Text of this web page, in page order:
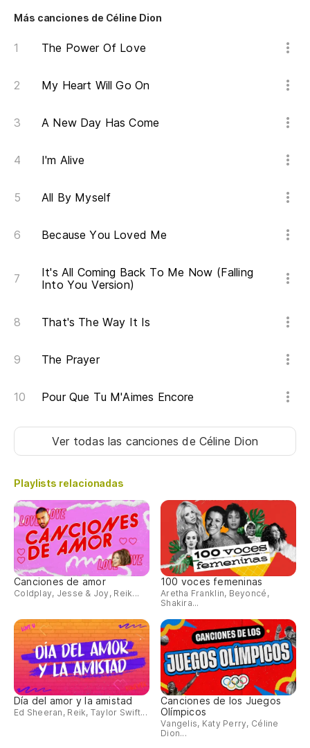
Más canciones de Céline Dion
The Power Of Love
My Heart Will Go On
A New Day Has Come
I'm Alive
All By Myself
Because You Loved Me
It's All Coming Back To Me Now (Falling
Into You Version)
That's The Way It Is
The Prayer
Pour Que Tu M'Aimes Encore
Ver todas las cancionesde Céline Dion
Playlists relacionadas
Canciones de amor
Coldplay, Jesse & Joy, Reik...
100 voces femeninas
Aretha Franklin, Beyoncé,
Shakira...
Día del amor y la amistad
Ed Sheeran, Reik, Taylor Swift...
Canciones de los Juegos
Olímpicos
Vangelis, Katy Perry, Céline
Dion...